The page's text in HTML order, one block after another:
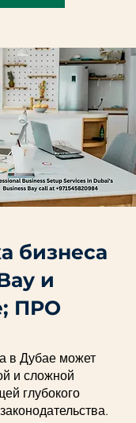
бизнеса
и
ПРО
в Дубае может
и сложной
глубокого